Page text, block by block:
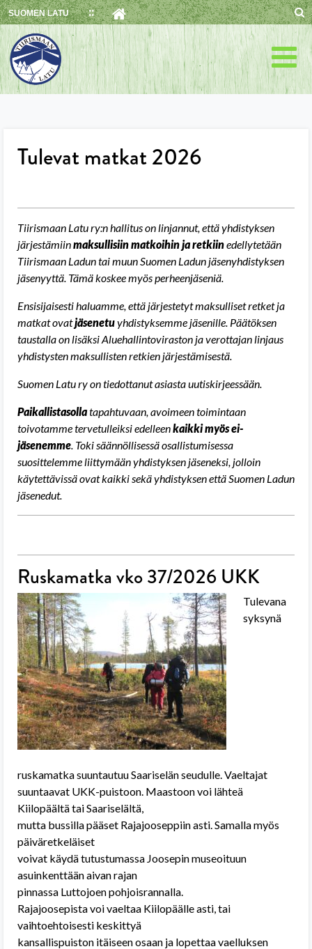
Skip
to
content
SUOMEN LATU
Tulevat matkat 2026
Tiirismaan Latu ry:n hallitus on linjannut, että yhdistyksen
järjestämiinmaksullisiin matkoihin ja retkiinedellytetään
Tiirismaan Ladun tai muun Suomen Ladun jäsenyhdistyksen
jäsenyyttä. Tämä koskee myös perheenjäseniä.
Ensisijaisesti haluamme, että järjestetyt maksulliset retket ja
matkat ovatjäsenetuyhdistyksemme jäsenille. Päätöksen
taustalla on lisäksi Aluehallintoviraston ja verottajan linjaus
yhdistysten maksullisten retkien järjestämisestä.
Suomen Latu ry on tiedottanut asiasta uutiskirjeessään.
Paikallistasollatapahtuvaan, avoimeen toimintaan
toivotamme tervetulleiksi edelleenkaikki myös ei-
jäsenemme. Toki säännöllisessä osallistumisessa
suosittelemme liittymään yhdistyksen jäseneksi, jolloin
käytettävissä ovat kaikki sekä yhdistyksen että Suomen Ladun
jäsenedut.
Ruskamatka vko 37/2026 UKK
Tulevana
syksynä
ruskamatka suuntautuu Saariselän seudulle. Vaeltajat
suuntaavat UKK-puistoon. Maastoon voi lähteä
Kiilopäältä tai Saariselältä,
mutta bussilla pääset Rajajooseppiin asti. Samalla myös
päiväretkeläiset
voivat käydä tutustumassa Joosepin museoituun
asuinkenttään aivan rajan
pinnassa Luttojoen pohjoisrannalla.
Rajajoosepista voi vaeltaa Kiilopäälle asti, tai
vaihtoehtoisesti keskittyä
kansallispuiston itäiseen osaan ja lopettaa vaelluksen